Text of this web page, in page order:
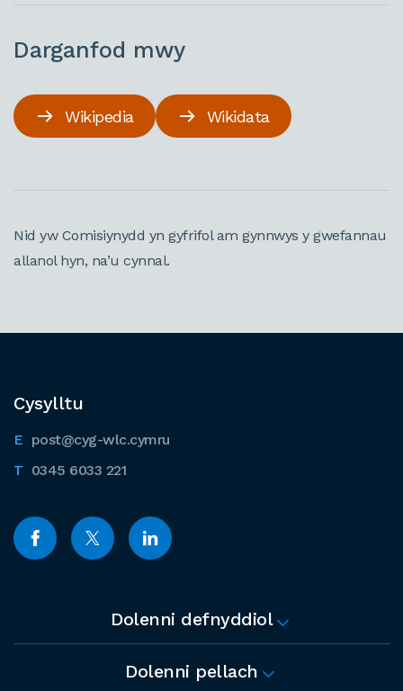
Darganfod mwy
Wikipedia Wikidata
Nid yw Comisiynydd yn gyfrifol am gynnwys y gwefannau
allanol hyn, na’u cynnal.
Cysylltu
post@cyg-wlc.cymru
0345 6033 221
Dolenni defnyddiol
Dolenni pellach